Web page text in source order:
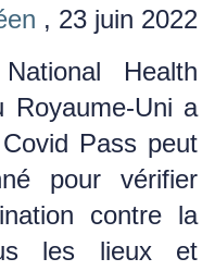
, 23 juin 2022
Health
Royaume-Uni a
Pass peut
pour vérifier
contre la
les lieux et